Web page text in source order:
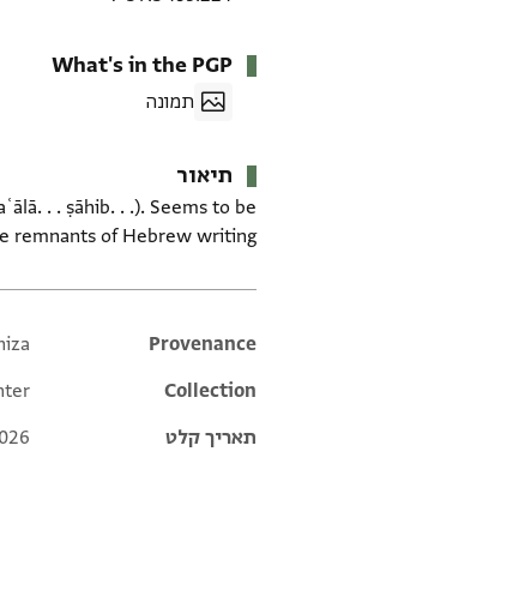
What's in the PGP
תמונה
תיאור
. . ṣāhib. . .). Seems to be
remnants of Hebrew writing.
Additional metadata
Provenance
Collection
תאריך קלט